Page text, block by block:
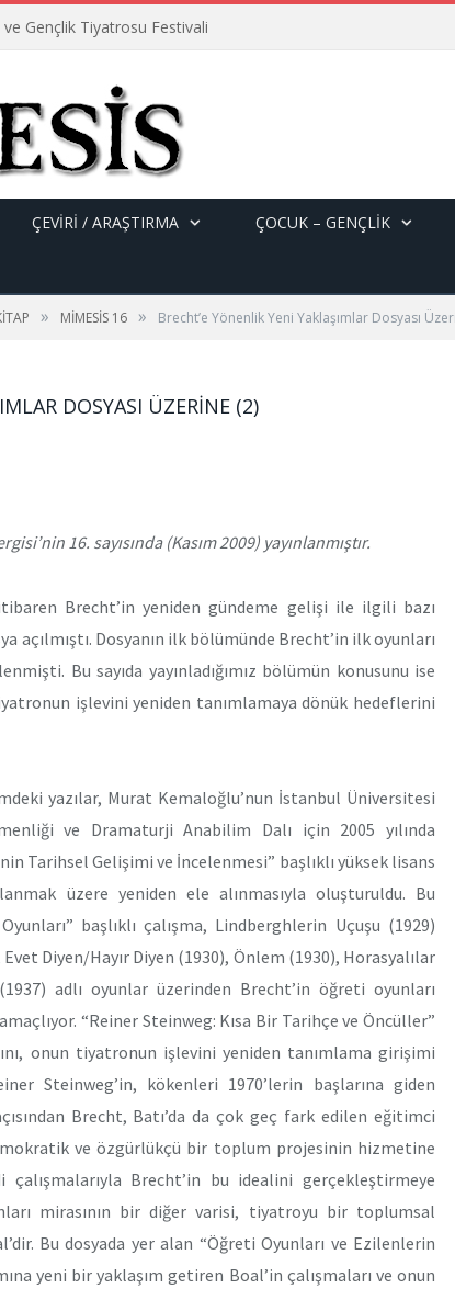
Gençlik Tiyatrosu Festivali
ÇEVİRİ / ARAŞTIRMA ÇOCUK – GENÇLIK
» MİMESİS 16 » Brecht’e Yönenlik Yeni Yaklaşımlar Dosyası
DOSYASI ÜZERINE (2)
16. sayısında (Kasım 2009) yayınlanmıştır.
itibaren Brecht’in yeniden gündeme gelişi ile ilgili bazı
açılmıştı. Dosyanın ilk bölümünde Brecht’in ilk oyunları
Bu sayıda yayınladığımız bölümün konusunu ise
işlevini yeniden tanımlamaya dönük hedeflerini
yazılar, Murat Kemaloğlu’nun İstanbul Üniversitesi
ve Dramaturji Anabilim Dalı için 2005 yılında
Tarihsel Gelişimi ve İncelenmesi” başlıklı yüksek lisans
üzere yeniden ele alınmasıyla oluşturuldu. Bu
başlıklı çalışma, Lindberghlerin Uçuşu (1929)
Diyen/Hayır Diyen (1930), Önlem (1930), Horasyalılar
adlı oyunlar üzerinden Brecht’in öğreti oyunları
“Reiner Steinweg: Kısa Bir Tarihçe ve Öncüller”
onun tiyatronun işlevini yeniden tanımlama girişimi
Steinweg’in, kökenleri 1970’lerin başlarına giden
Brecht, Batı’da da çok geç fark edilen eğitimci
ve özgürlükçü bir toplum projesinin hizmetine
Brecht’in bu idealini gerçekleştirmeye
mirasının bir diğer varisi, tiyatroyu bir toplumsal
Bu dosyada yer alan “Öğreti Oyunları ve Ezilenlerin
yeni bir yaklaşım getiren Boal’in çalışmaları ve onun